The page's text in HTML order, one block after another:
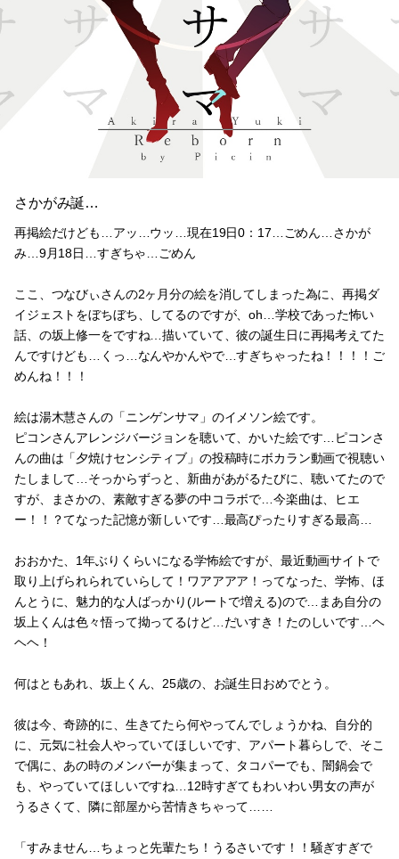
さかがみ誕…
再掲絵だけども…アッ…ウッ…現在19日0：17…ごめん…さかが
み…9月18日…すぎちゃ…ごめん
ここ、つなびぃさんの2ヶ月分の絵を消してしまった為に、再掲ダ
イジェストをぼちぼち、してるのですが、oh…学校であった怖い
話、の坂上修一をですね…描いていて、彼の誕生日に再掲考えてた
んですけども…くっ…なんやかんやで…すぎちゃったね！！！！ご
めんね！！！
絵は湯木慧さんの「ニンゲンサマ」のイメソン絵です。
ピコンさんアレンジバージョンを聴いて、かいた絵です…ピコンさ
んの曲は「夕焼けセンシティブ」の投稿時にボカラン動画で視聴い
たしまして…そっからずっと、新曲があがるたびに、聴いてたので
すが、まさかの、素敵すぎる夢の中コラボで…今楽曲は、ヒエ
ー！！？てなった記憶が新しいです…最高ぴったりすぎる最高…
おおかた、1年ぶりくらいになる学怖絵ですが、最近動画サイトで
取り上げられられていらして！ワアアアア！ってなった、学怖、ほ
んとうに、魅力的な人ばっかり(ルートで増える)ので…まあ自分の
坂上くんは色々悟って拗ってるけど…だいすき！たのしいです…ヘ
ヘヘ！
何はともあれ、坂上くん、25歳の、お誕生日おめでとう。
彼は今、奇跡的に、生きてたら何やってんでしょうかね、自分的
に、元気に社会人やっていてほしいです、アパート暮らしで、そこ
で偶に、あの時のメンバーが集まって、タコパーでも、闇鍋会で
も、やっていてほしいですね…12時すぎてもわいわい男女の声が
うるさくて、隣に部屋から苦情きちゃって……
「すみません…ちょっと先輩たち！うるさいです！！騒ぎすぎで